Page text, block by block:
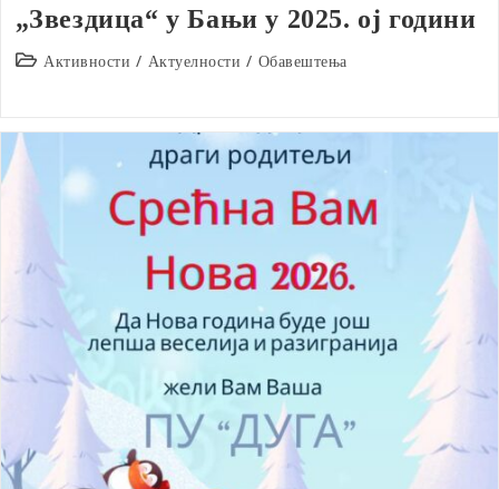
„Звездица“ у Бањи у 2025. ој години
PostАктивности / Актуелности / Обавештења